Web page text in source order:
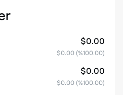
$0.00
$0.00 (%100.00)
$0.00
$0.00 (%100.00)